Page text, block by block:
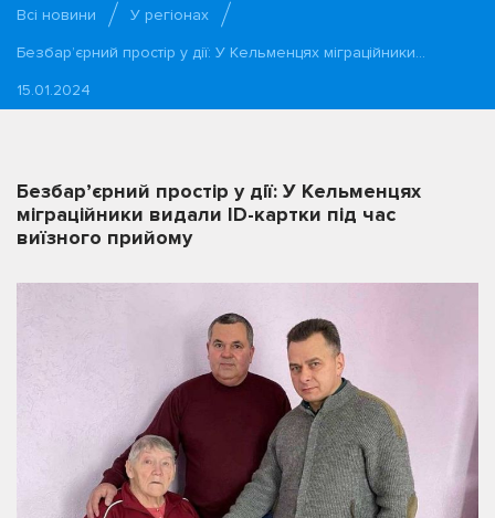
Всі новини
У регіонах
Безбар’єрний простір у дії: У Кельменцях міграційники…
15.01.2024
Безбар’єрний простір у дії: У Кельменцях
міграційники видали ID-картки під час
виїзного прийому